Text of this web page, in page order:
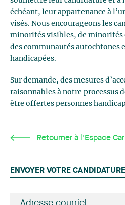
échéant, leur appartenance à
visés. Nous encourageons les
minorités visibles, de minorités
des communautés autochtones
handicapées.
Sur demande, des mesures
raisonnables à notre processus
être offertes personnes
Retourner à l'Espace
ENVOYER VOTRE CANDIDATURE